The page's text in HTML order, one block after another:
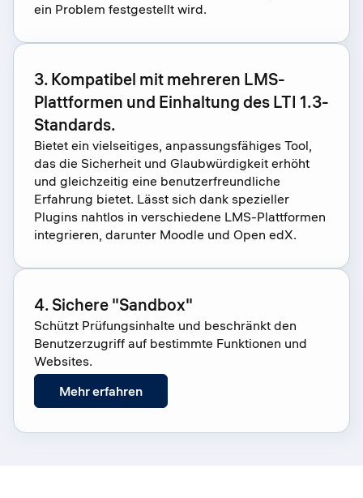
ein Problem festgestellt wird.
3. Kompatibel mit mehreren LMS-
Plattformen und Einhaltung des LTI 1.3-
Standards.
Bietet ein vielseitiges, anpassungsfähiges Tool,
das die Sicherheit und Glaubwürdigkeit erhöht
und gleichzeitig eine benutzerfreundliche
Erfahrung bietet. Lässt sich dank spezieller
Plugins nahtlos in verschiedene LMS-Plattformen
integrieren, darunter Moodle und Open edX.
4. Sichere "Sandbox"
Schützt Prüfungsinhalte und beschränkt den
Benutzerzugriff auf bestimmte Funktionen und
Websites.
Mehr erfahren: 4. Sichere "Sandbox"